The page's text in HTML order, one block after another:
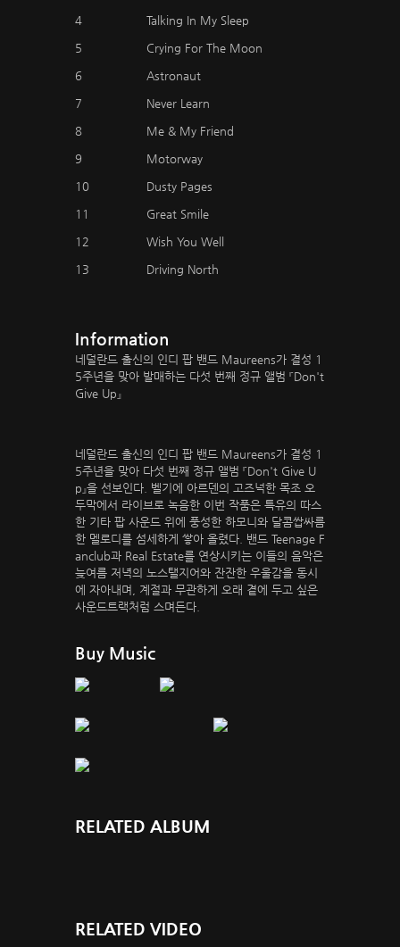
4 Talking In My Sleep
5 Crying For The Moon
6 Astronaut
7 Never Learn
8 Me & My Friend
9 Motorway
10 Dusty Pages
11 Great Smile
12 Wish You Well
13 Driving North
Information
네덜란드 출신의 인디 팝 밴드 Maureens가 결성 1
5주년을 맞아 발매하는 다섯 번째 정규 앨범 『Don't
Give Up』
네덜란드 출신의 인디 팝 밴드 Maureens가 결성 1
5주년을 맞아 다섯 번째 정규 앨범 『Don't Give U
p』을 선보인다. 벨기에 아르덴의 고즈넉한 목조 오
두막에서 라이브로 녹음한 이번 작품은 특유의 따스
한 기타 팝 사운드 위에 풍성한 하모니와 달콤쌉싸름
한 멜로디를 섬세하게 쌓아 올렸다. 밴드 Teenage F
anclub과 Real Estate를 연상시키는 이들의 음악은
늦여름 저녁의 노스탤지어와 잔잔한 우울감을 동시
에 자아내며, 계절과 무관하게 오래 곁에 두고 싶은
사운드트랙처럼 스며든다.
Buy Music
RELATED ALBUM
RELATED VIDEO